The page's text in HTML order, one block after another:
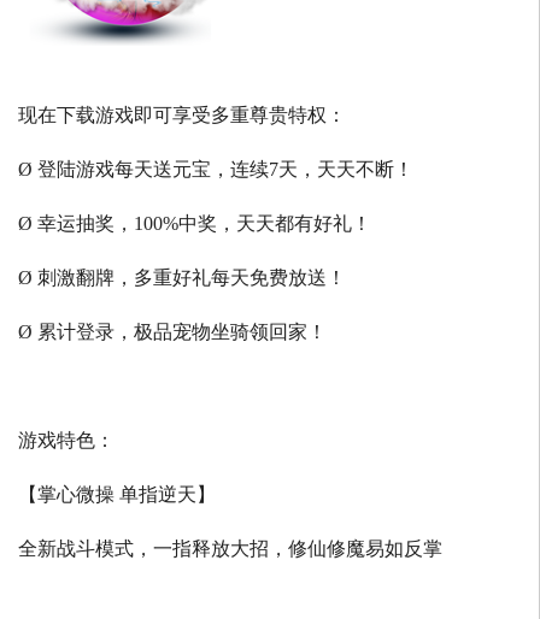
现在下载游戏即可享受多重尊贵特权：
Ø 登陆游戏每天送元宝，连续7天，天天不断！
Ø 幸运抽奖，100%中奖，天天都有好礼！
Ø 刺激翻牌，多重好礼每天免费放送！
Ø 累计登录，极品宠物坐骑领回家！
游戏特色：
【掌心微操 单指逆天】
全新战斗模式，一指释放大招，修仙修魔易如反掌